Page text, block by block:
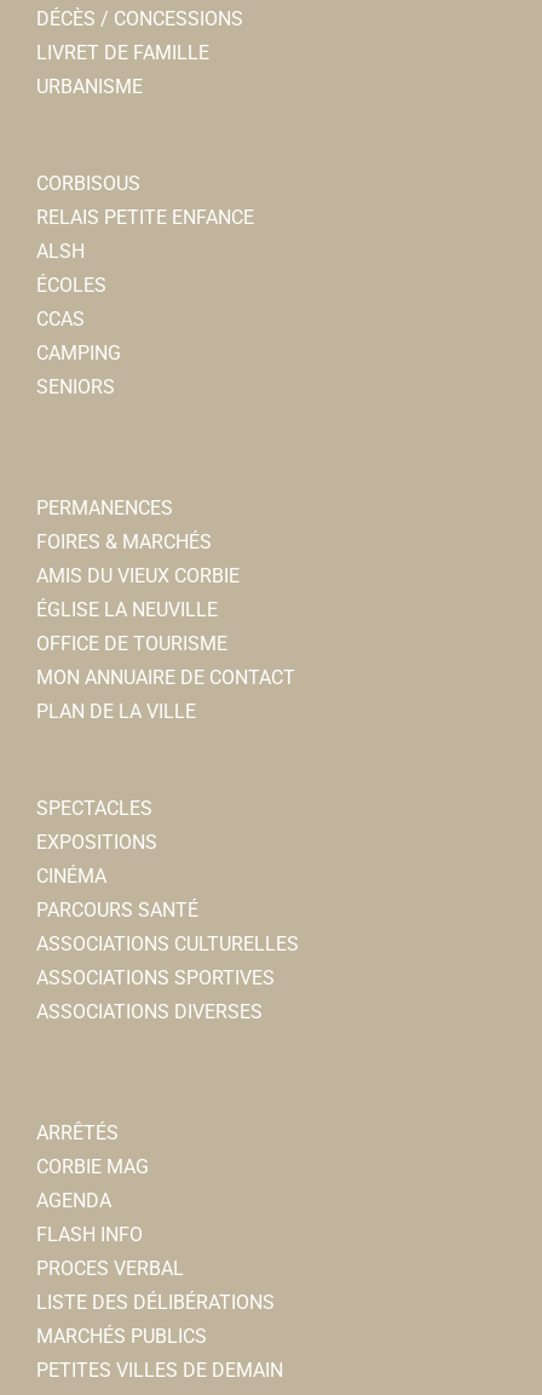
DÉCÈS / CONCESSIONS
LIVRET DE FAMILLE
URBANISME
CORBISOUS
RELAIS PETITE ENFANCE
ALSH
ÉCOLES
CCAS
CAMPING
SENIORS
PERMANENCES
FOIRES & MARCHÉS
AMIS DU VIEUX CORBIE
ÉGLISE LA NEUVILLE
OFFICE DE TOURISME
MON ANNUAIRE DE CONTACT
PLAN DE LA VILLE
SPECTACLES
EXPOSITIONS
CINÉMA
PARCOURS SANTÉ
ASSOCIATIONS CULTURELLES
ASSOCIATIONS SPORTIVES
ASSOCIATIONS DIVERSES
ARRÊTÉS
CORBIE MAG
AGENDA
FLASH INFO
PROCES VERBAL
LISTE DES DÉLIBÉRATIONS
MARCHÉS PUBLICS
PETITES VILLES DE DEMAIN